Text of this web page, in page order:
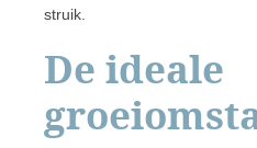
struik.
De ideale